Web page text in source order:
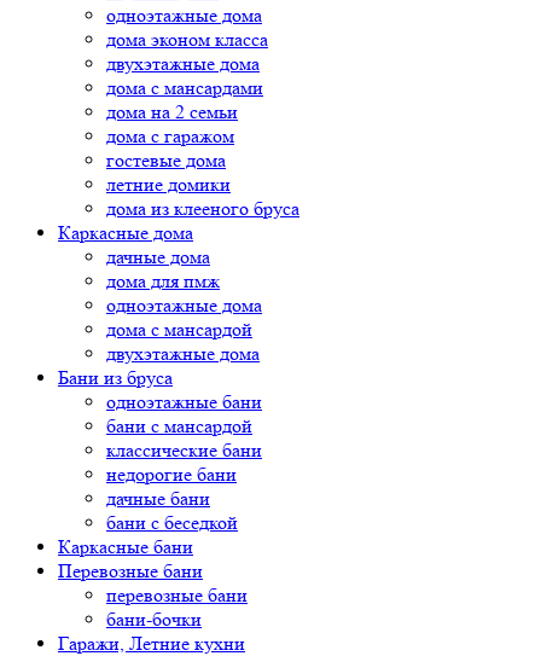
одноэтажные дома
дома эконом класса
двухэтажные дома
дома с мансардами
дома на 2 семьи
дома с гаражом
гостевые дома
летние домики
дома из клееного бруса
Каркасные дома
дачные дома
дома для пмж
одноэтажные дома
дома с мансардой
двухэтажные дома
Бани из бруса
одноэтажные бани
бани с мансардой
классические бани
недорогие бани
дачные бани
бани с беседкой
Каркасные бани
Перевозные бани
перевозные бани
бани-бочки
Гаражи, Летние кухни